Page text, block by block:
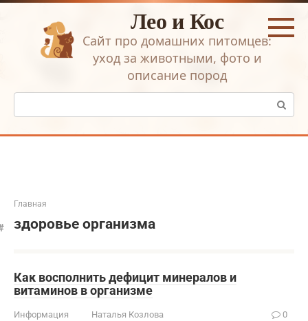
Перейти
Лео и Кос
Сайт про домашних питомцев:
уход за животными, фото и
описание пород
Поиск:
Главная
здоровье организма
Как восполнить дефицит минералов и
витаминов в организме
Информация Наталья Козлова 0